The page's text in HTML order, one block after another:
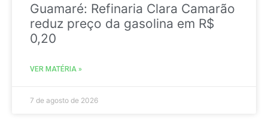
Guamaré: Refinaria Clara Camarão
reduz preço da gasolina em R$
0,20
VER MATÉRIA »
7 de agosto de 2026